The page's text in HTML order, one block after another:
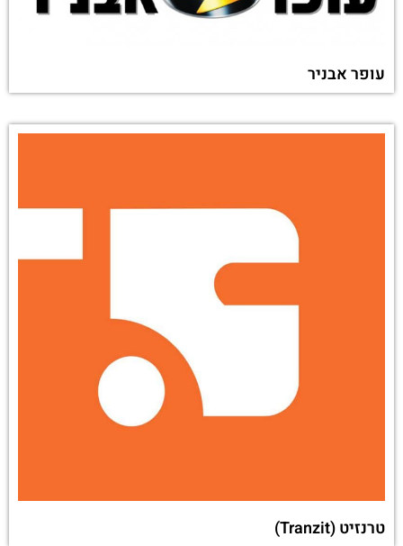
עופר אבניר
טרנזיט (Tranzit)